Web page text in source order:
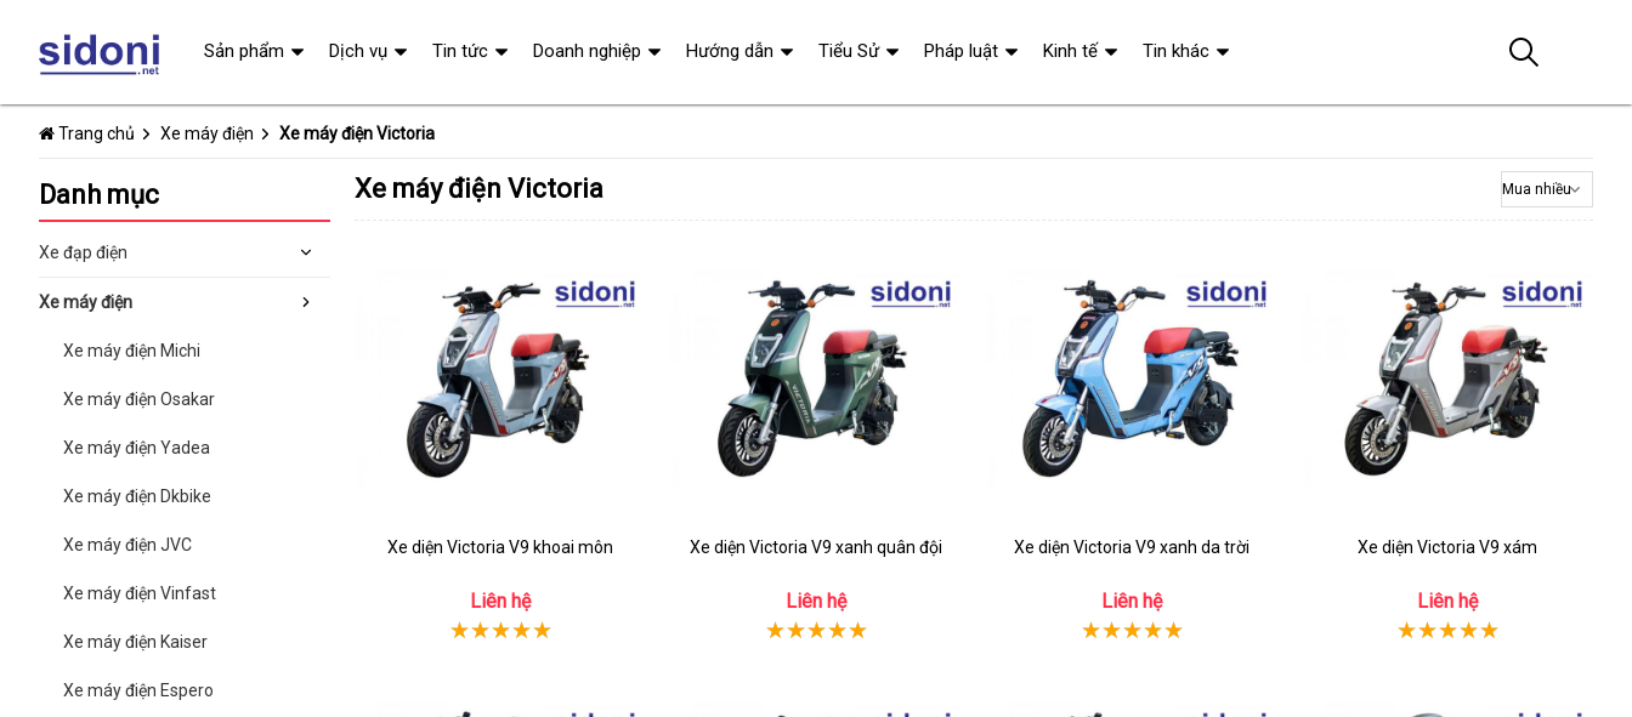
Trang chủ Xe máy điện Xe máy điện Victoria
Xe máy điện Victoria
Xe diện Victoria V9 khoai môn
Liên hệ
Xe diện Victoria V9 xanh quân đội
Liên hệ
Xe diện Victoria V9 xanh da trời
Liên hệ
Xe diện Victoria V9 xám
Liên hệ
Danh mục
Xe đạp điện
Xe máy điện
Xe máy điện Michi
Xe máy điện Osakar
Xe máy điện Yadea
Xe máy điện Dkbike
Xe máy điện JVC
Xe máy điện Vinfast
Xe máy điện Kaiser
Xe máy điện Espero
Sản phẩm Dịch vụ Tin tức Doanh nghiệp Hướng dẫn Tiểu Sử Pháp luật Kinh tế Tin khác